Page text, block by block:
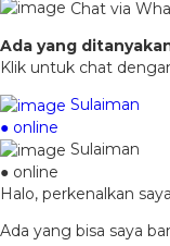
Chat via
Ada yang
Klik untuk chat
Sulaiman
● online
Sulaiman
● online
Halo, perkenalkan saya
Ada yang bisa saya